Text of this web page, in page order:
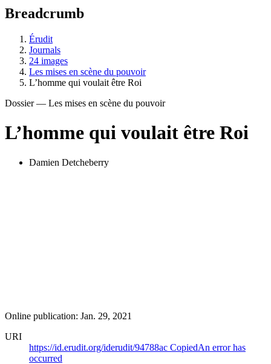
Breadcrumb
Érudit
Journals
24 images
Les mises en scène du pouvoir
L’homme qui voulait être Roi
Dossier — Les mises en scène du pouvoir
L’homme qui voulait être Roi
Damien Detcheberry
Online publication: Jan. 29, 2021
URI
https://id.erudit.org/iderudit/94788ac CopiedAn error has
occurred